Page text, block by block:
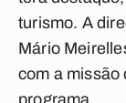
turismo. A
Mário
com a missão
programa.